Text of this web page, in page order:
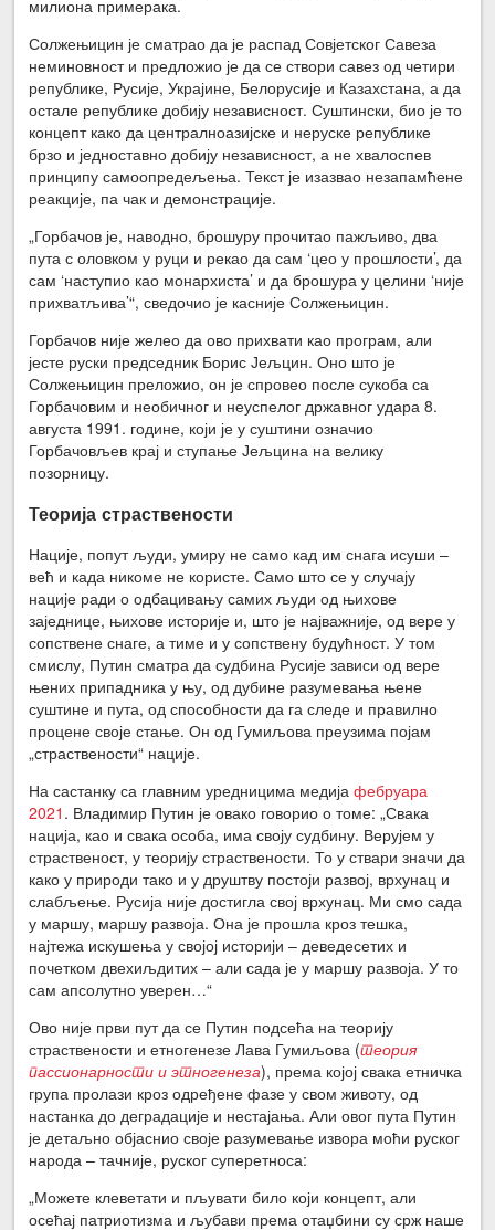
милиона примерака.
Солжењицин је сматрао да је распад Совјетског Савеза
неминовност и предложио је да се створи савез од четири
републике, Русије, Украјине, Белорусије и Казахстана, а да
остале републике добију независност. Суштински, био је то
концепт како да централноазијске и неруске републике
брзо и једноставно добију независност, а не хвалоспев
принципу самоопредељења. Текст је изазвао незапамћене
реакције, па чак и демонстрације.
„Горбачов је, наводно, брошуру прочитао пажљиво, два
пута с оловком у руци и рекао да сам ‘цео у прошлости’, да
сам ‘наступио као монархиста’ и да брошура у целини ‘није
прихватљива’“, сведочио је касније Солжењицин.
Горбачов није желео да ово прихвати као програм, али
јесте руски председник Борис Јељцин. Оно што је
Солжењицин преложио, он је спровео после сукоба са
Горбачовим и необичног и неуспелог државног удара 8.
августа 1991. године, који је у суштини означио
Горбачовљев крај и ступање Јељцина на велику
позорницу.
Теорија страствености
Нације, попут људи, умиру не само кад им снага исуши –
већ и када никоме не користе. Само што се у случају
нације ради о одбацивању самих људи од њихове
заједнице, њихове историје и, што је најважније, од вере у
сопствене снаге, а тиме и у сопствену будућност. У том
смислу, Путин сматра да судбина Русије зависи од вере
њених припадника у њу, од дубине разумевања њене
суштине и пута, од способности да га следе и правилно
процене своје стање. Он од Гумиљова преузима појам
„страствености“ нације.
На састанку са главним уредницима медијафебруара
2021 . Владимир Путин је овако говорио о томе: „Свака
нација, као и свака особа, има своју судбину. Верујем у
страственост, у теорију страствености. То у ствари значи да
како у природи тако и у друштву постоји развој, врхунац и
слабљење. Русија није достигла свој врхунац. Ми смо сада
у маршу, маршу развоја. Она је прошла кроз тешка,
најтежа искушења у својој историји – деведесетих и
почетком двехиљдитих – али сада је у маршу развоја. У то
сам апсолутно уверен…“
Ово није први пут да се Путин подсећа на теорију
страствености и етногенезе Лава Гумиљова (теория
пассионарности и этногенеза), према којој свака етничка
група пролази кроз одређене фазе у свом животу, од
настанка до деградације и нестајања. Али овог пута Путин
је детаљно објаснио своје разумевање извора моћи руског
народа – тачније, руског суперетноса:
„Можете клеветати и пљувати било који концепт, али
осећај патриотизма и љубави према отаџбини су срж наше